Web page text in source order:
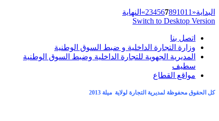
البداية«
234567891011
» النهاية
Switch to Desktop Version
اتصل بنا
وزارة التجارة الداخلية و ضبط السوق الوطنية
المديرية الجهوية للتجارة الداخلية وضبط السوق الوطنية
سطيف
مواقع القطاع
كل الحقوق محفوظة لمديرية التجارة لولاية ميلة 2013